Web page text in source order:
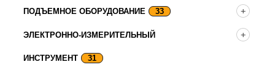
ПОДЪЕМНОЕ ОБОРУДОВАНИЕ 33
ЭЛЕКТРОННО-ИЗМЕРИТЕЛЬНЫЙ
ИНСТРУМЕНТ 31